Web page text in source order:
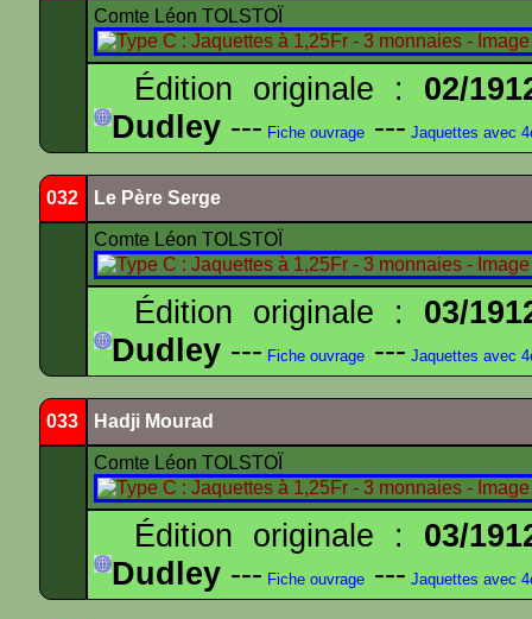
Comte Léon TOLSTOÏ
Édition originale : 02/
Dudley --- Fiche ouvrage --- Jaquettes avec
032 Le Père Serge
Comte Léon TOLSTOÏ
Édition originale : 03/
Dudley --- Fiche ouvrage --- Jaquettes avec
033 Hadji Mourad
Comte Léon TOLSTOÏ
Édition originale : 03/
Dudley --- Fiche ouvrage --- Jaquettes avec